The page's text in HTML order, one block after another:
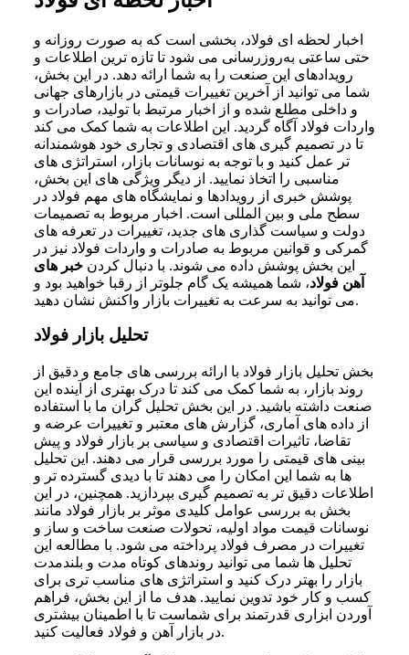
اخبار لحظه ‌ای فولاد، بخشی است که به صورت روزانه و
حتی ساعتی به‌روزرسانی می ‌شود تا تازه ‌ترین اطلاعات و
رویدادهای این صنعت را به شما ارائه دهد. در این بخش،
شما می‌ توانید از آخرین تغییرات قیمتی در بازارهای جهانی
و داخلی مطلع شده و از اخبار مرتبط با تولید، صادرات و
واردات فولاد آگاه گردید. این اطلاعات به شما کمک می ‌کند
تا در تصمیم‌ گیری ‌های اقتصادی و تجاری خود هوشمندانه
‌تر عمل کنید و با توجه به نوسانات بازار، استراتژی ‌های
مناسبی را اتخاذ نمایید. از دیگر ویژگی ‌های این بخش،
پوشش خبری از رویدادها و نمایشگاه‌ های مهم فولاد در
سطح ملی و بین ‌المللی است. اخبار مربوط به تصمیمات
دولت و سیاست ‌گذاری ‌های جدید، تغییرات در تعرفه ‌های
گمرکی و قوانین مربوط به صادرات و واردات فولاد نیز در
این بخش پوشش داده می ‌شوند. با دنبال کردنخبر های
آهن فولاد، شما همیشه یک گام جلوتر از رقبا خواهید بود و
می ‌توانید به سرعت به تغییرات بازار واکنش نشان دهید.
تحلیل بازار فولاد
بخش تحلیل بازار فولاد با ارائه بررسی ‌های جامع و دقیق از
روند بازار، به شما کمک می ‌کند تا درک بهتری از آینده این
صنعت داشته باشید. در این بخش تحلیل ‌گران ما با استفاده
از داده ‌های آماری، گزارش ‌های معتبر و تغییرات عرضه و
تقاضا، تاثیرات اقتصادی و سیاسی بر بازار فولاد و پیش
‌بینی ‌های قیمتی را مورد بررسی قرار می ‌دهند. این تحلیل‌
ها به شما این امکان را می‌ دهند تا با دیدی گسترده ‌تر و
اطلاعات دقیق ‌تر به تصمیم ‌گیری بپردازید. همچنین، در این
بخش به بررسی عوامل کلیدی موثر بر بازار فولاد مانند
نوسانات قیمت مواد اولیه، تحولات صنعت ساخت و ساز و
تغییرات در مصرف فولاد پرداخته می ‌شود. با مطالعه این
تحلیل ‌ها شما می ‌توانید روندهای کوتاه ‌مدت و بلندمدت
بازار را بهتر درک کنید و استراتژی ‌های مناسب ‌تری برای
کسب و کار خود تدوین نمایید. هدف ما از این بخش، فراهم
آوردن ابزاری قدرتمند برای شماست تا با اطمینان بیشتری
در بازار آهن و فولاد فعالیت کنید.